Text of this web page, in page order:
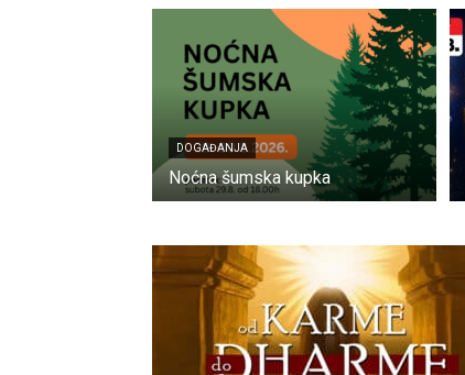
DOGAĐANJA
Noćna šumska kupka